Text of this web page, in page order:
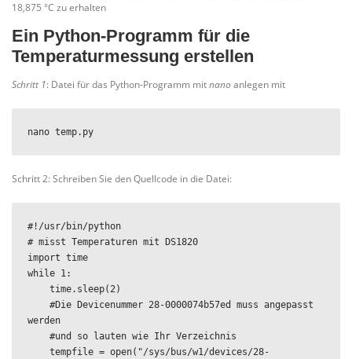
18,875 °C zu erhalten
Ein Python-Programm für die
Temperaturmessung erstellen
Schritt 1: Datei für das Python-Programm mitnano anlegen mit
nano temp.py
Schritt 2: Schreiben Sie den Quellcode in die Datei:
#!/usr/bin/python
# misst Temperaturen mit DS1820
import time
while 1:
time.sleep(2)
#Die Devicenummer 28-0000074b57ed muss angepasst
werden
#und so lauten wie Ihr Verzeichnis
tempfile = open("/sys/bus/w1/devices/28-